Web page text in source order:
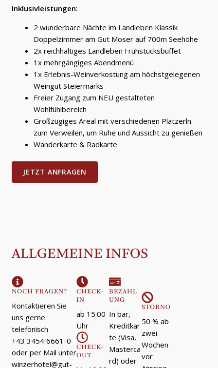
Inklusivleistungen:
2 wunderbare Nächte im Landleben Klassik
Doppelzimmer am Gut Moser auf 700m Seehöhe
2x reichhaltiges Landleben Frühstücksbuffet
1x mehrgängiges Abendmenü
1x Erlebnis-Weinverkostung am höchstgelegenen
Weingut Steiermarks
Freier Zugang zum NEU gestalteten
Wohlfühlbereich
Großzügiges Areal mit verschiedenen Platzerln
zum Verweilen, um Ruhe und Aussicht zu genießen
Wanderkarte & Radkarte
JETZT ANFRAGEN
ALLGEMEINE INFOS
NOCH FRAGEN?
Kontaktieren Sie
uns gerne
telefonisch
+43 3454 6661-0
oder per Mail unter
winzerhotel@gut-
CHECK-
IN
ab 15:00
Uhr
CHECK-
OUT
BEZAHL
UNG
In bar,
Kreditkar
te (Visa,
Masterca
rd) oder
STORNO
50 % ab
zwei
Wochen
vor